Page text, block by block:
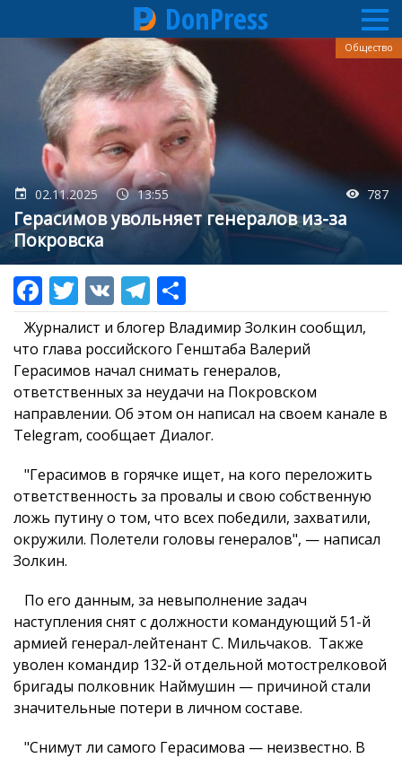
Перейти
основному
содержанию
DonPress
02.11.2025 13:55 787
Герасимов увольняет генералов из-за
Покровска
Общество
Журналист и блогер Владимир Золкин сообщил,
что глава российского Генштаба Валерий
Герасимов начал снимать генералов,
ответственных за неудачи на Покровском
направлении. Об этом он написал на своем канале в
Telegram, сообщает Диалог.
"Герасимов в горячке ищет, на кого переложить
ответственность за провалы и свою собственную
ложь путину о том, что всех победили, захватили,
окружили. Полетели головы генералов", — написал
Золкин.
По его данным, за невыполнение задач
наступления снят с должности командующий 51-й
армией генерал-лейтенант С. Мильчаков. Также
уволен командир 132-й отдельной мотострелковой
бригады полковник Наймушин — причиной стали
значительные потери в личном составе.
"Снимут ли самого Герасимова — неизвестно. В